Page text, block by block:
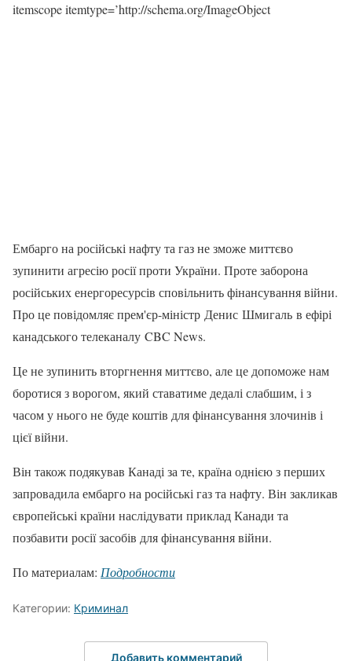
itemscope itemtype=’http://schema.org/ImageObject
Ембарго на російські нафту та газ не зможе миттєво
зупинити агресію росії проти України. Проте заборона
російських енергоресурсів сповільнить фінансування війни.
Про це повідомляє прем'єр-міністр Денис Шмигаль в ефірі
канадського телеканалу CBC News.
Це не зупинить вторгнення миттєво, але це допоможе нам
боротися з ворогом, який ставатиме дедалі слабшим, і з
часом у нього не буде коштів для фінансування злочинів і
цієї війни.
Він також подякував Канаді за те, країна однією з перших
запровадила ембарго на російські газ та нафту. Він закликав
європейські країни наслідувати приклад Канади та
позбавити росії засобів для фінансування війни.
По материалам: Подробности
Категории: Криминал
Добавить комментарий